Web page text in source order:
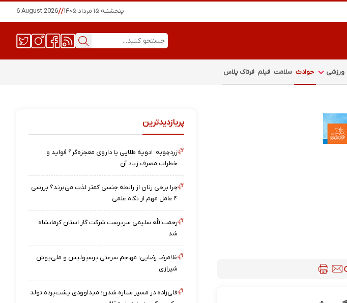
پنجشنبه ۱۵ مرداد ۱۴۰۵ //
6 August 2026
ورزشی حوادث سلامت فیلم فرتاک پلاس
پربازدیدترین
زردچوبه؛ ادویه طلایی یا داروی معجزه‌گر؟ فواید و
خطرات مصرف زیاد آن
چرا برخی زنان از رابطه جنسی کمتر لذت می‌برند؟ بررسی
۴ عامل مهم از نگاه علمی
رحمت‌الله سلیمی سرپرست شرکت گاز استان کرمانشاه
شد
غلامرضا رضایی؛ مهاجم سرعتی پرسپولیس و ملی‌پوش
شیرازی
قلی‌زاده در مسیر ستاره شدن؛ میداوودی پشت‌پرده تولد